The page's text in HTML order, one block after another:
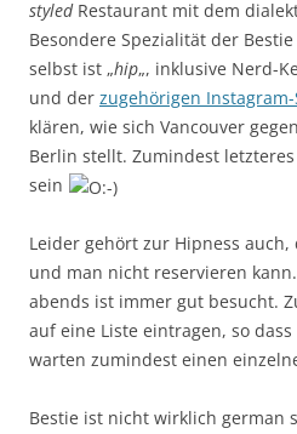
styledRestaurant mit dem
Besondere Spezialität der
selbst ist „hip„, inklusive Nerd-
und der zugehörigen
klären, wie sich Vancouver
Berlin stellt. Zumindest
sein
Leider gehört zur Hipness
und man nicht reservieren
abends ist immer gut besucht.
auf eine Liste eintragen, so
warten zumindest einen
Bestie ist nicht wirklich german